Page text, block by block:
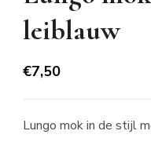
leiblauw
€7,50
Lungo mok in de stijl